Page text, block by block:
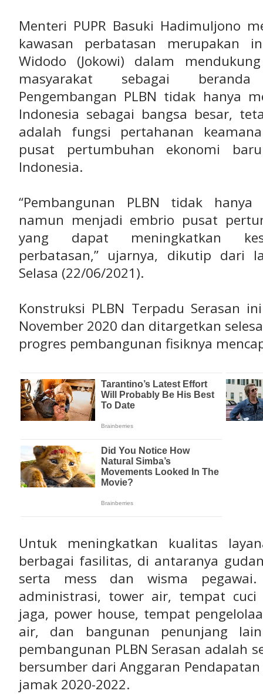
Menteri PUPR Basuki Hadimuljono
kawasan perbatasan merupakan
Widodo (Jokowi) dalam
masyarakat sebagai
Pengembangan PLBN tidak hanya
Indonesia sebagai bangsa besar,
adalah fungsi pertahanan
pusat pertumbuhan ekonomi
Indonesia.
“Pembangunan PLBN tidak
namun menjadi embrio pusat
yang dapat meningkatkan
perbatasan,” ujarnya, dikutip dari
Selasa (22/06/2021).
Konstruksi PLBN Terpadu Serasan
November 2020 dan ditargetkan
progres pembangunan fisiknya
Untuk meningkatkan kualitas
berbagai fasilitas, di antaranya
serta mess dan wisma
administrasi, tower air, tempat
jaga, power house, tempat
air, dan bangunan penunjang
pembangunan PLBN Serasan adalah
bersumber dari Anggaran
jamak 2020-2022.